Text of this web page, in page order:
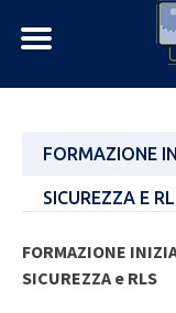
content
FORMAZIONE
SICUREZZA E
FORMAZIONE
SICUREZZA e RLS